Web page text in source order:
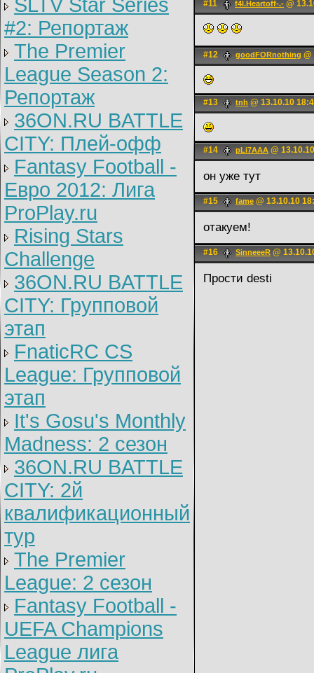
SLTV Star Series
#2: Репортаж
The Premier
League Season 2:
Репортаж
36ON.RU BATTLE
CITY: Плей-офф
Fantasy Football -
Евро 2012: Лига
ProPlay.ru
Rising Stars
Challenge
36ON.RU BATTLE
CITY: Групповой
этап
FnaticRC CS
League: Групповой
этап
It's Gosu's Monthly
Madness: 2 сезон
36ON.RU BATTLE
CITY: 2й
квалификационный
тур
The Premier
League: 2 cезон
Fantasy Football -
UEFA Champions
League лига
#11 f4l.Heartoff-.- @
#12 goodFORnothing @
#13 tnh @ 13.10.10
#14 pLi7AAA @
он уже тут
#15 fame @ 13.10.10
отакуем!
#16 SinneeeR @
Прости desti